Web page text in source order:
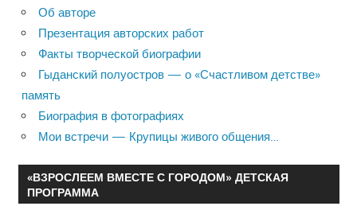
Об авторе
Презентация авторских работ
Факты творческой биографии
Гыданский полуостров — о «Счастливом детстве»
память
Биография в фотографиях
Мои встречи — Крупицы живого общения…
«ВЗРОСЛЕЕМ ВМЕСТЕ С ГОРОДОМ» ДЕТСКАЯ
ПРОГРАММА